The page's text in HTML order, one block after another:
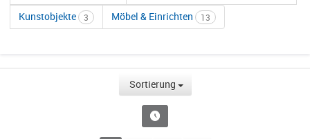
Kunstobjekte 3 Möbel & Einrichten 13
Sortierung